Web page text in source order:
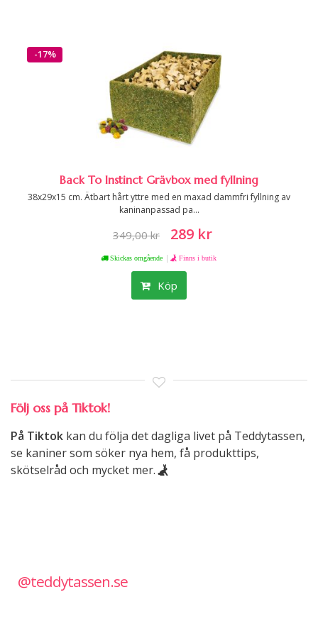
-17%
Back To Instinct Grävbox med fyllning
38x29x15 cm. Ätbart hårt yttre med en maxad dammfri fyllning av
kaninanpassad pa...
349,00 kr 289 kr
Skickas omgående | Finns i butik
Köp
Följ oss på Tiktok!
På Tiktok kan du följa det dagliga livet på Teddytassen,
se kaniner som söker nya hem, få produkttips,
skötselråd och mycket mer.
@teddytassen.se